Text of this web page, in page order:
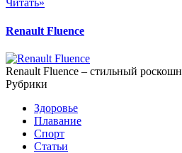
Читать»
Renault Fluence
Renault Fluence – стильный
Рубрики
Здоровье
Плавание
Спорт
Статьи